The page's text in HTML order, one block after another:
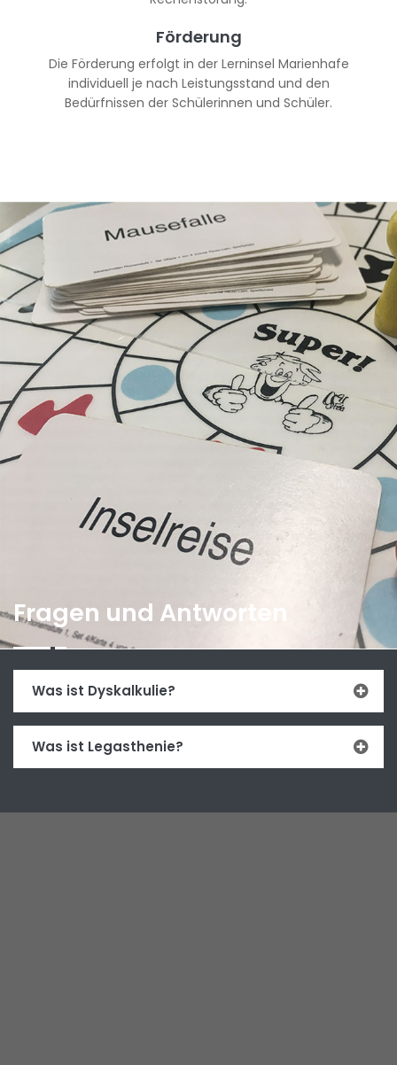
Förderung
Die Förderung erfolgt in der Lerninsel Marienhafe
individuell je nach Leistungsstand und den
Bedürfnissen der Schülerinnen und Schüler.
Fragen und Antworten
Was ist Dyskalkulie?
Was ist Legasthenie?